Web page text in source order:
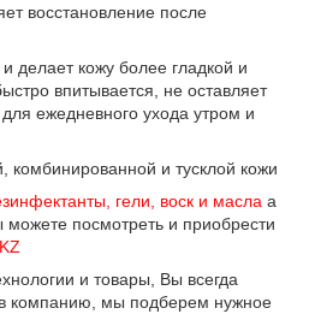
восстановление после
делает кожу более гладкой и
впитывается, не оставляет
ежедневного ухода утром и
комбинированной и тусклой кожи
гели, воск и масла а
можете посмотреть и приобрести
и товары, Вы всегда
компанию, мы подберем нужное